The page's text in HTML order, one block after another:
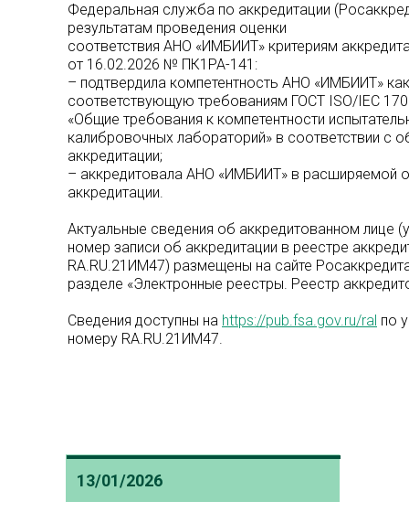
Федеральная служба по аккредитации
результатам проведения оценки
соответствия АНО «ИМБИИТ» критериям
от 16.02.2026 № ПК1РА-141:
– подтвердила компетентность АНО «ИМБИИТ» как
соответствующую требованиям ГОСТ ISO/IEC
«Общие требования к компетентности
калибровочных лабораторий» в соответствии с
аккредитации;
– аккредитовала АНО «ИМБИИТ» в расширяемой
аккредитации.
Актуальные сведения об аккредитованном лице
номер записи об аккредитации в реестре
RA.RU.21ИМ47) размещены на сайте
разделе «Электронные реестры. Реестр
Сведения доступны на https://pub.fsa.gov.ru/ral по
номеру RA.RU.21ИМ47.
13/01/2026